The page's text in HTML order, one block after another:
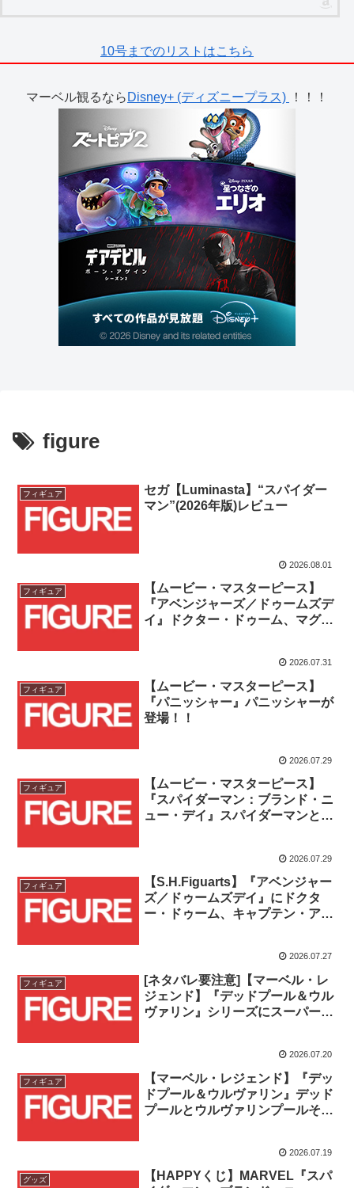
10号までのリストはこちら
マーベル観るなら Disney+ (ディズニープラス) ！！！
figure
フィギュア
セガ【Luminasta】“スパイダー
マン”(2026年版)レビュー
2026.08.01
フィギュア
【ムービー・マスターピース】
『アベンジャーズ／ドゥームズデ
イ』ドクター・ドゥーム、マグニ
2026.07.31
フィギュア
【ムービー・マスターピース】
『パニッシャー』パニッシャーが
登場！！
2026.07.29
フィギュア
【ムービー・マスターピース】
『スパイダーマン：ブランド・ニ
ュー・デイ』スパイダーマンとハ
2026.07.29
フィギュア
【S.H.Figuarts】『アベンジャー
ズ／ドゥームズデイ』にドクタ
ー・ドゥーム、キャプテン・アメ
2026.07.27
フィギュア
[ネタバレ要注意]【マーベル・レ
ジェンド】『デッドプール＆ウル
ヴァリン』シリーズにスーパーカ
2026.07.20
フィギュア
【マーベル・レジェンド】『デッ
ドプール＆ウルヴァリン』デッド
プールとウルヴァリンプールそれ
2026.07.19
グッズ
【HAPPYくじ】MARVEL『スパ